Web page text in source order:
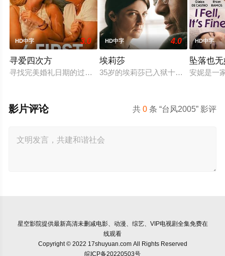
HD中字 3.0
寻爱四次方
寻找完美婚礼日期的过程，扎拉经历了一连串的冒险——并走向
HD中字 4.0
埃莉莎
35岁的埃莉莎已入狱十年，她因杀害
HD中字
坠落也
安妮是一
共0 条 “台风2005” 影评
影片评论
星空影院提供最新高清未删减电影、动漫、综艺、VIP电视剧全集免费在
线观看
Copyright © 2022 17shuyuan.com All Rights Reserved
皖ICP备20220503号